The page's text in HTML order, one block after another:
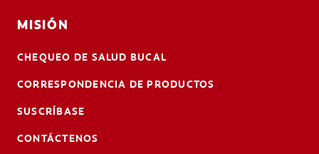
MISIÓN
CHEQUEO DE SALUD BUCAL
CORRESPONDENCIA DE PRODUCTOS
SUSCRÍBASE
CONTÁCTENOS